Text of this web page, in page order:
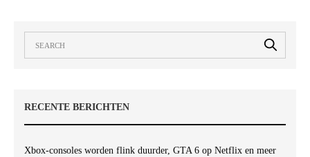
RECENTE BERICHTEN
Xbox-consoles worden flink duurder, GTA 6 op Netflix en meer